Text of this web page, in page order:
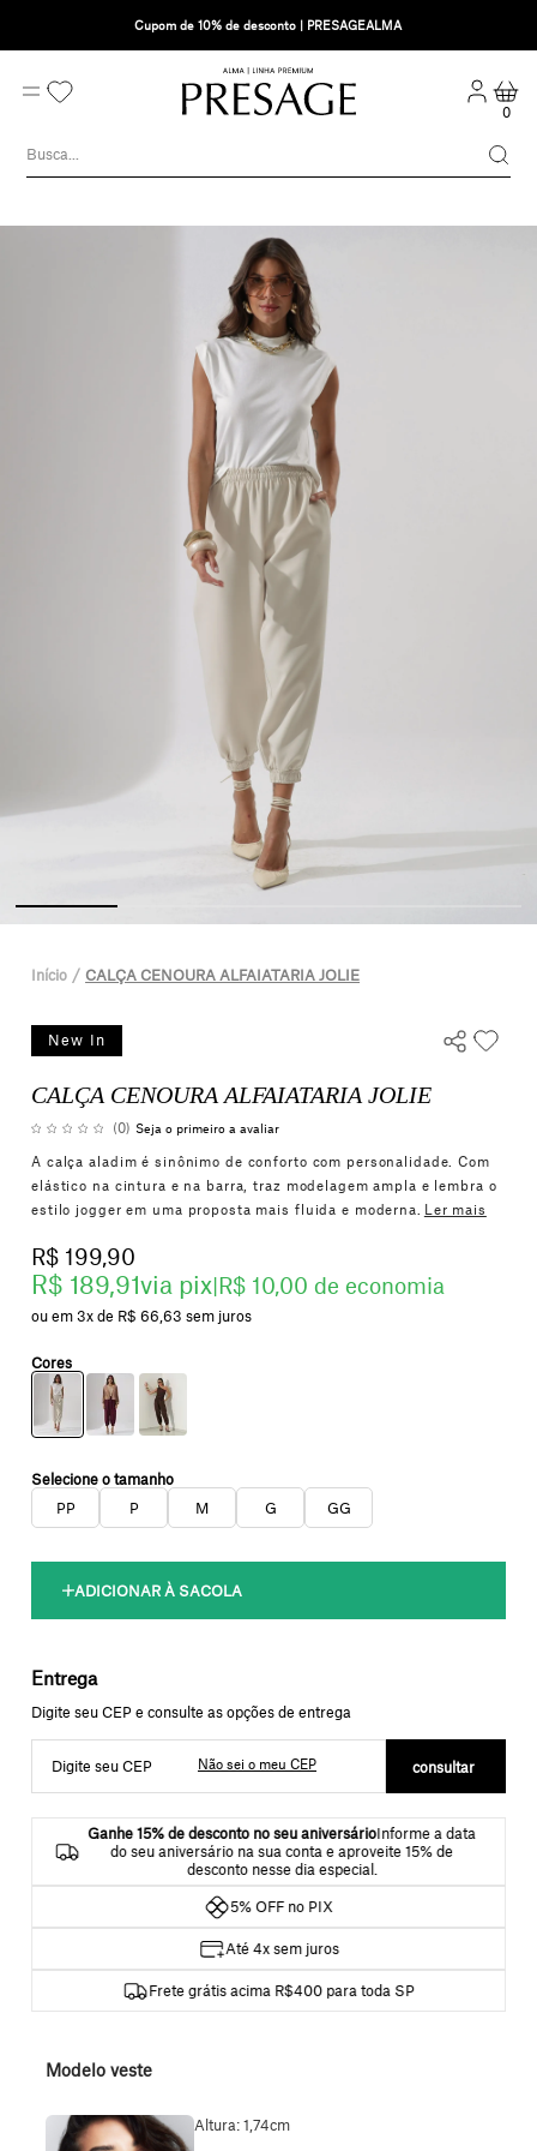
Cupom de 10% de desconto | PRESAGEALMA
0
Início CALÇA CENOURA ALFAIATARIA JOLIE
New In
CALÇA CENOURA ALFAIATARIA JOLIE
(0) Seja o primeiro a avaliar
A calça aladim é sinônimo de conforto com personalidade. Com
elástico na cintura e na barra, traz modelagem ampla e lembra o
estilo jogger em uma proposta mais fluida e moderna. Ler mais
R$ 189,91via pix|R$ 10,00 de economia
R$ 199,90
3x R$ 66,63sem juros
PP P M G GG
Não sei o meu CEP
Ganhe 15% de desconto no seu aniversárioInforme a data
do seu aniversário na sua conta e aproveite 15% de
desconto nesse dia especial.
5% OFF no PIX
Até 4x sem juros
Frete grátis acima R$400 para toda SP
Modelo veste
Altura: 1,74cm